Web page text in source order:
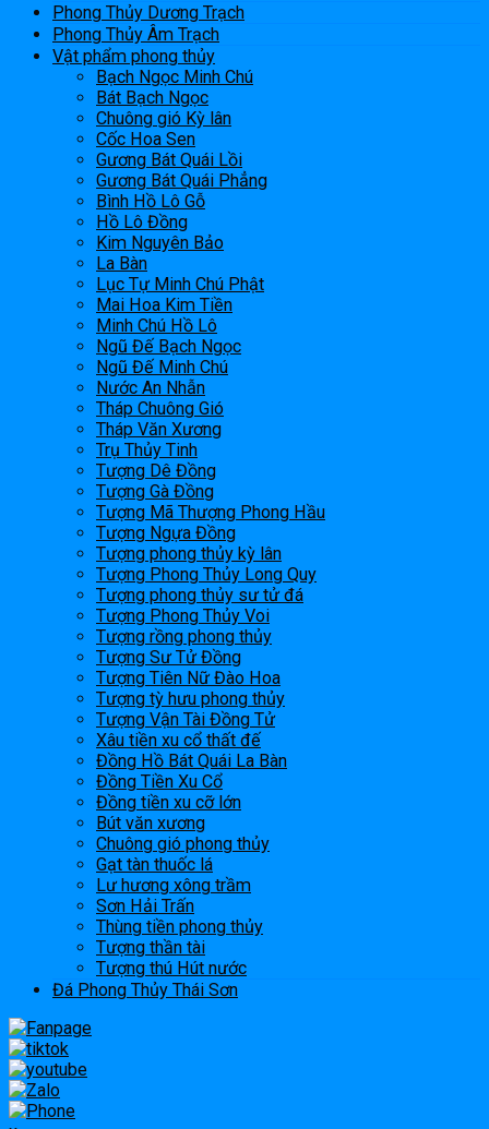
Phong Thủy Dương Trạch
Phong Thủy Âm Trạch
Vật phẩm phong thủy
Bạch Ngọc Minh Chú
Bát Bạch Ngọc
Chuông gió Kỳ lân
Cốc Hoa Sen
Gương Bát Quái Lồi
Gương Bát Quái Phẳng
Bình Hồ Lô Gỗ
Hồ Lô Đồng
Kim Nguyên Bảo
La Bàn
Lục Tự Minh Chú Phật
Mai Hoa Kim Tiền
Minh Chú Hồ Lô
Ngũ Đế Bạch Ngọc
Ngũ Đế Minh Chú
Nước An Nhẫn
Tháp Chuông Gió
Tháp Văn Xương
Trụ Thủy Tinh
Tượng Dê Đồng
Tượng Gà Đồng
Tượng Mã Thượng Phong Hầu
Tượng Ngựa Đồng
Tượng phong thủy kỳ lân
Tượng Phong Thủy Long Quy
Tượng phong thủy sư tử đá
Tượng Phong Thủy Voi
Tượng rồng phong thủy
Tượng Sư Tử Đồng
Tượng Tiên Nữ Đào Hoa
Tượng tỳ hưu phong thủy
Tượng Vận Tài Đồng Tử
Xâu tiền xu cổ thất đế
Đồng Hồ Bát Quái La Bàn
Đồng Tiền Xu Cổ
Đồng tiền xu cỡ lớn
Bút văn xương
Chuông gió phong thủy
Gạt tàn thuốc lá
Lư hương xông trầm
Sơn Hải Trấn
Thùng tiền phong thủy
Tượng thần tài
Tượng thú Hút nước
Đá Phong Thủy Thái Sơn